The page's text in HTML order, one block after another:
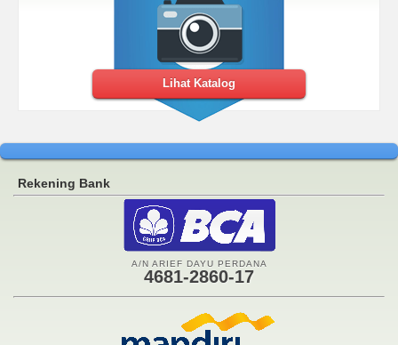
Lihat Katalog
Rekening Bank
A/N ARIEF DAYU PERDANA
4681-2860-17